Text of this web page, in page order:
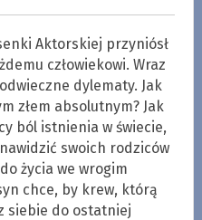
Aktorskiej przyniósł
człowiekowi. Wraz
dylematy. Jak
złem absolutnym? Jak
ból istnienia w świecie,
swoich rodziców
życia we wrogim
chce, by krew, którą
siebie do ostatniej